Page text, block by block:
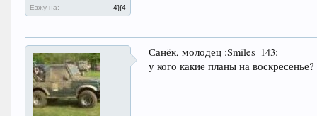
Езжу на:
4}{4
Санёк, молодец :Smiles_143:
у кого какие планы на